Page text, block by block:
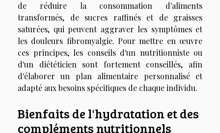
de réduire la consommation d'aliments
transformés, de sucres raffinés et de graisses
saturées, qui peuvent aggraver les symptômes et
les douleurs fibromyalgie. Pour mettre en œuvre
ces principes, les conseils d'un nutritionniste ou
d'un diététicien sont fortement conseillés, afin
d'élaborer un plan alimentaire personnalisé et
adapté aux besoins spécifiques de chaque individu.
Bienfaits de l'hydratation et des
compléments nutritionnels